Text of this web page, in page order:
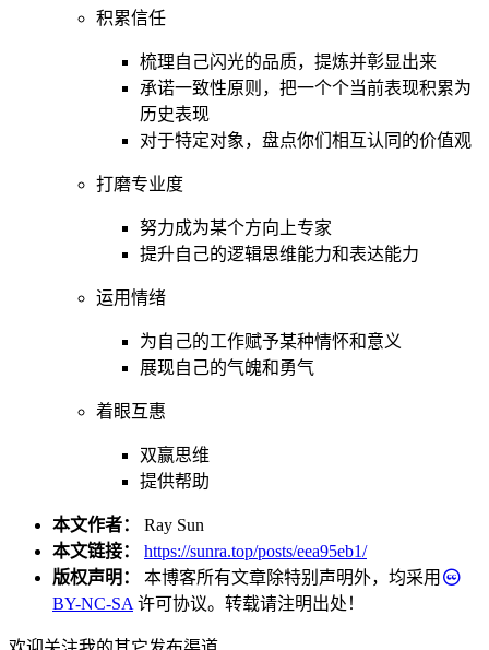
积累信任
梳理自己闪光的品质，提炼并彰显出来
承诺一致性原则，把一个个当前表现积累为
历史表现
对于特定对象，盘点你们相互认同的价值观
打磨专业度
努力成为某个方向上专家
提升自己的逻辑思维能力和表达能力
运用情绪
为自己的工作赋予某种情怀和意义
展现自己的气魄和勇气
着眼互惠
双赢思维
提供帮助
本文作者：
Ray Sun
本文链接：
https://sunra.top/posts/eea95eb1/
版权声明：
本博客所有文章除特别声明外，均采用
BY-NC-SA许可协议。转载请注明出处！